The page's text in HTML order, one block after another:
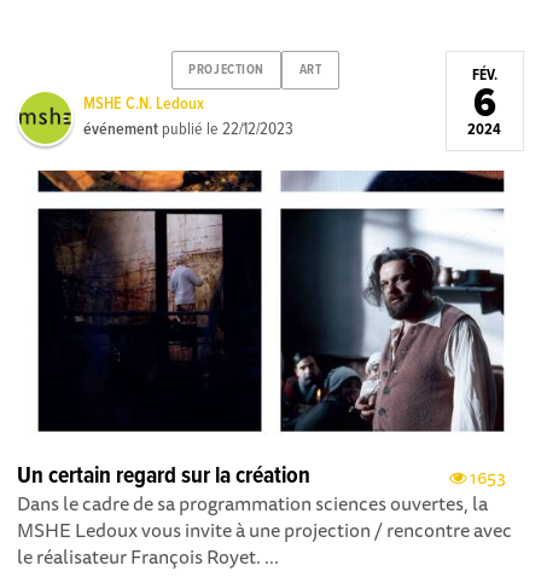
PROJECTION ART
MSHE C.N. Ledoux
événement publié le22/12/2023
FÉV.
6
2024
1653
Un certain regard sur la création
Dans le cadre de sa programmation sciences ouvertes, la
MSHE Ledoux vous invite à une projection / rencontre avec
le réalisateur François Royet. ...